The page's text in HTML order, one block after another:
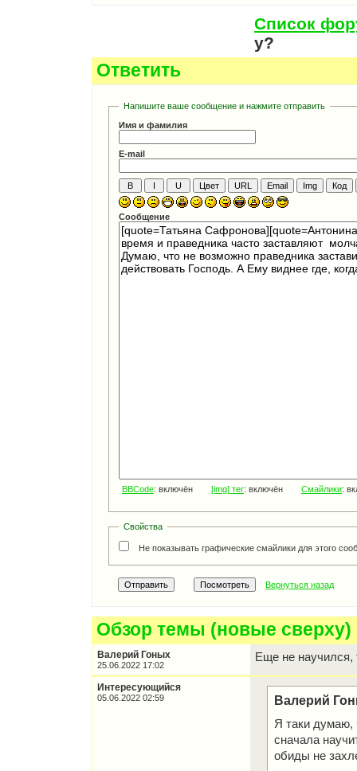
Список
у?
Ответить
Напишите ваше сообщение и нажмите отправить
Имя и фамилия
E-mail
Сообщение
BBCode: включён [img] тег: включён Смайлики:
Свойства
Не показывать графические смайлики для этого
Вернуться назад
Обзор темы (новые сверху)
Валерий Гоных
25.06.2022 17:02
Еще не научился,
Интересующийся
05.06.2022 02:59 Валерий
Я таки думаю,
сначала
обиды не